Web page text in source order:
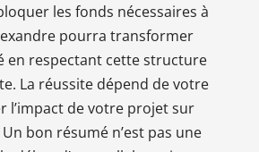
les fonds nécessaires à
pourra transformer
en respectant cette structure
La réussite dépend de votre
l’impact de votre projet sur
bon résumé n’est pas une